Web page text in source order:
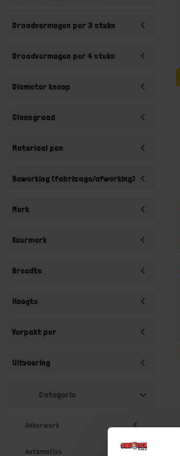
Draadvermogen per 3 stuks
Draadvermogen per 4 stuks
Diameter knoop
Glansgraad
Materiaal pen
Bewerking (fabricage/afwerking)
Merk
Keurmerk
Breedte
Hoogte
Verpakt per
Uitvoering
Categorie
Ankerwerk
Automotive